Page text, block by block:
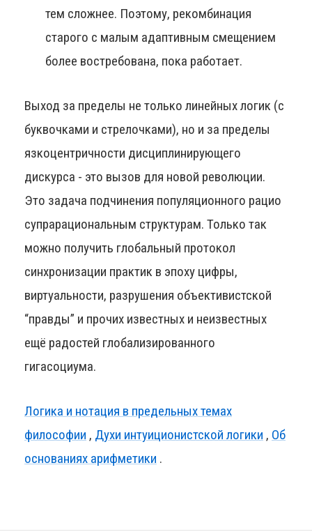
тем сложнее. Поэтому, рекомбинация
старого с малым адаптивным смещением
более востребована, пока работает.
Выход за пределы не только линейных логик (с
буквочками и стрелочками), но и за пределы
язкоцентричности дисциплинирующего
дискурса - это вызов для новой революции.
Это задача подчинения популяционного рацио
супрарациональным структурам. Только так
можно получить глобальный протокол
синхронизации практик в эпоху цифры,
виртуальности, разрушения объективистской
“правды” и прочих известных и неизвестных
ещё радостей глобализированного
гигасоциума.
Логика и нотация в предельных темах
философии , Духи интуиционистской логики , Об
основаниях арифметики .